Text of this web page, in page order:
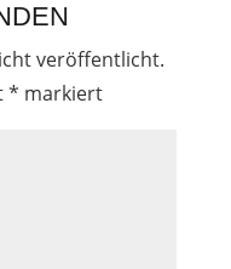
veröffentlicht.
* markiert